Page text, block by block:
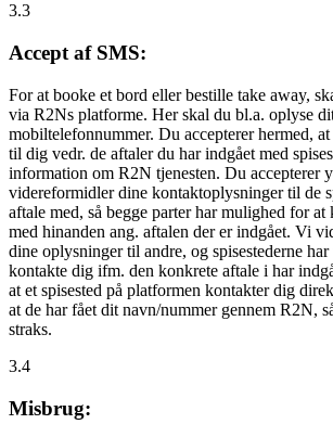
3.3
Accept af SMS:
For at booke et bord eller bestille take away,
via R2Ns platforme. Her skal du bl.a. oplyse
mobiltelefonnummer. Du accepterer hermed,
til dig vedr. de aftaler du har indgået med
information om R2N tjenesten. Du accepterer
videreformidler dine kontaktoplysninger til de
aftale med, så begge parter har mulighed for
med hinanden ang. aftalen der er indgået. Vi
dine oplysninger til andre, og spisestederne
kontakte dig ifm. den konkrete aftale i har
at et spisested på platformen kontakter dig
at de har fået dit navn/nummer gennem R2N,
straks.
3.4
Misbrug: